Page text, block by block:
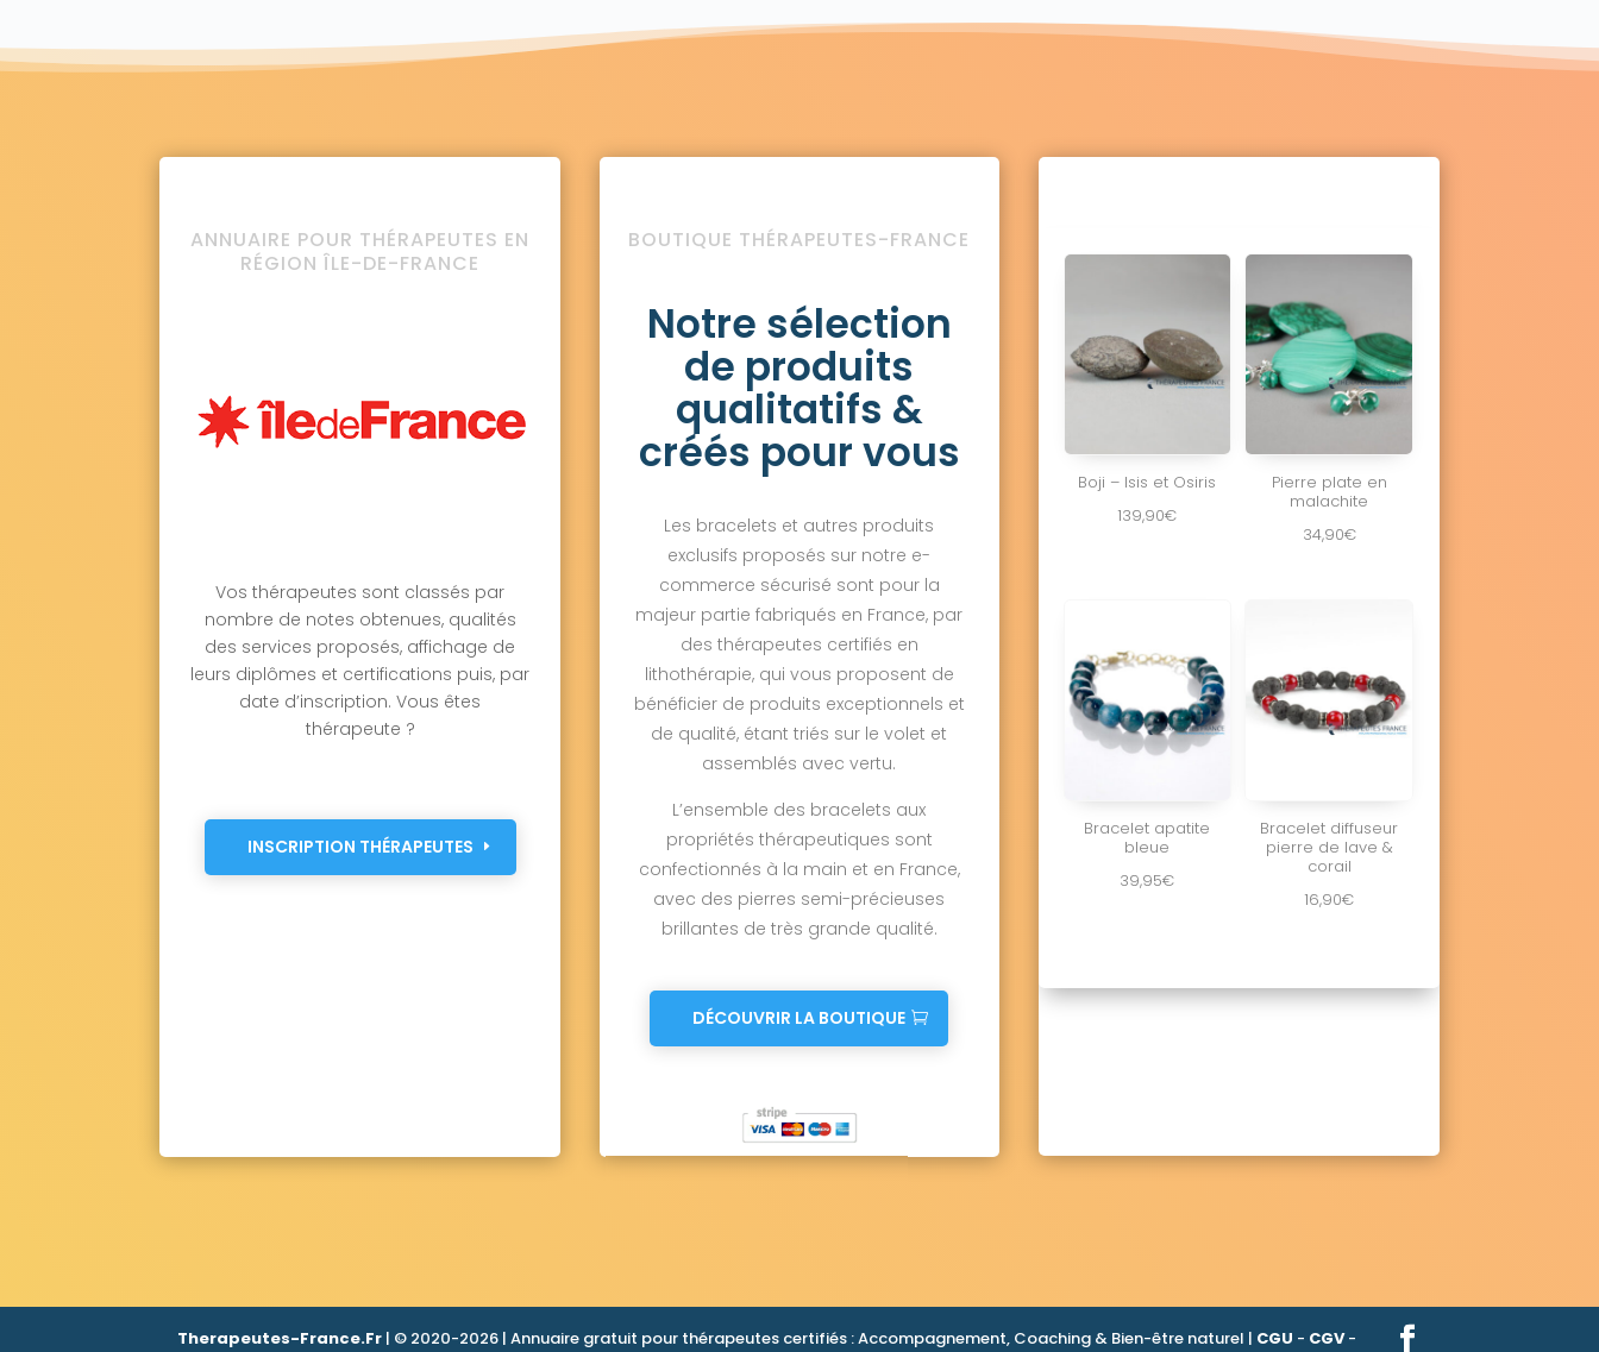
ANNUAIRE POUR THÉRAPEUTES EN
RÉGION ÎLE-DE-FRANCE
Vos thérapeutes sont classés par
nombre de notes obtenues, qualités
des services proposés, affichage de
leurs diplômes et certifications puis, par
date d’inscription. Vous êtes
thérapeute ?
INSCRIPTION THÉRAPEUTES
BOUTIQUE THÉRAPEUTES-FRANCE
Notre sélection
de produits
qualitatifs &
créés pour vous
Les bracelets et autres produits
exclusifs proposés sur notre e-
commerce sécurisé sont pour la
majeur partie fabriqués en France, par
des thérapeutes certifiés en
lithothérapie, qui vous proposent de
bénéficier de produits exceptionnels et
de qualité, étant triés sur le volet et
assemblés avec vertu.
L’ensemble des bracelets aux
propriétés thérapeutiques sont
confectionnés à la main et en France,
avec des pierres semi-précieuses
brillantes de très grande qualité.
DÉCOUVRIR LA BOUTIQUE
Boji – Isis et Osiris
139,90€
Pierre plate en
malachite
34,90€
Bracelet apatite
bleue
39,95€
Bracelet diffuseur
pierre de lave &
corail
16,90€
Therapeutes-France.Fr | © 2020-2026 | Annuaire gratuit pour thérapeutes certifiés : Accompagnement, Coaching & Bien-être naturel | CGU - CGV-